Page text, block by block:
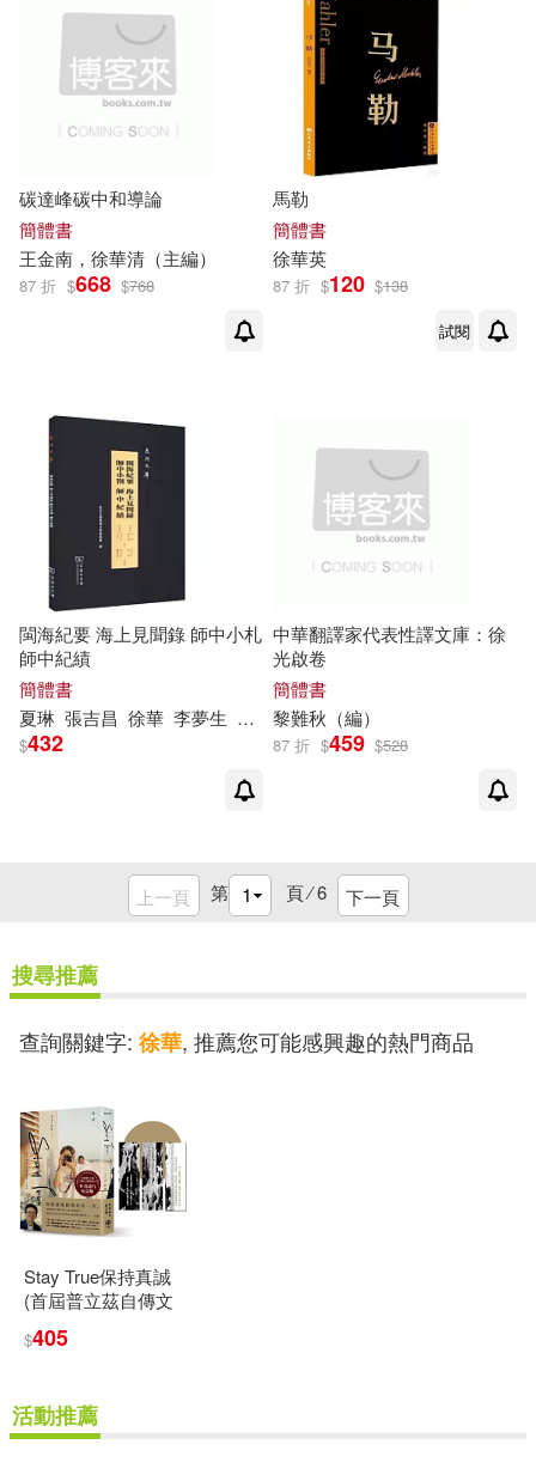
碳達峰碳中和導論
簡體書
王金南， 徐華清（主編）
87 折 $668 $768
馬勒
簡體書
徐華英
87 折 $120 $138
試閱
閩海紀要 海上見聞錄 師中小札
師中紀績
簡體書
夏琳 張吉昌 徐華 李夢生 萬正色 阮旻錫
$432
中華翻譯家代表性譯文庫：徐
光啟卷
簡體書
黎難秋（編）
87 折 $459 $528
上一頁 第 頁 ⁄6 下一頁
搜尋推薦
查詢關鍵字: 徐華, 推薦您可能感興趣的熱門商品
Stay True保持真誠
(首屆普立茲自傳文
台紀念版)
$405
活動推薦